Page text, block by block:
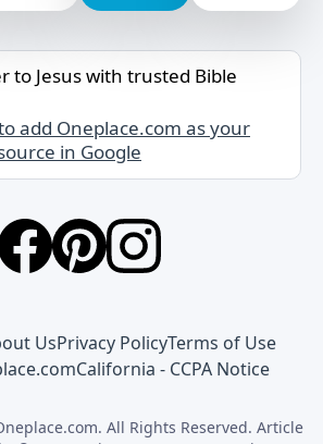
to Jesus with trusted Bible
add Oneplace.com as your
in Google
UsPrivacy PolicyTerms of Use
California - CCPA Notice
All Rights Reserved. Article